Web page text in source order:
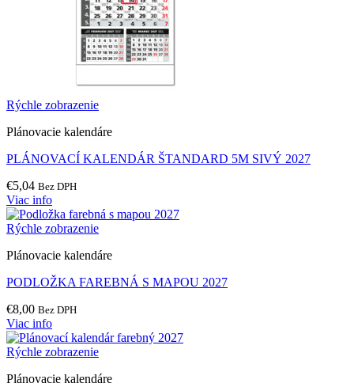
Rýchle zobrazenie
Plánovacie kalendáre
PLÁNOVACÍ KALENDÁR ŠTANDARD 5M SIVÝ 2027
€5,04 Bez DPH
Viac info
Rýchle zobrazenie
Plánovacie kalendáre
PODLOŽKA FAREBNÁ S MAPOU 2027
€8,00 Bez DPH
Viac info
Rýchle zobrazenie
Plánovacie kalendáre